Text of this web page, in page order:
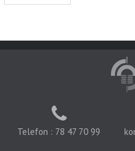
Telefon : 78 47 70 99